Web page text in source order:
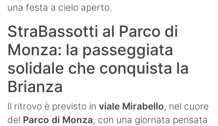
una festa a cielo aperto.
StraBassotti al Parco di
Monza: la passeggiata
solidale che conquista la
Brianza
Il ritrovo è previsto in viale Mirabello, nel cuore
del Parco di Monza, con una giornata pensata